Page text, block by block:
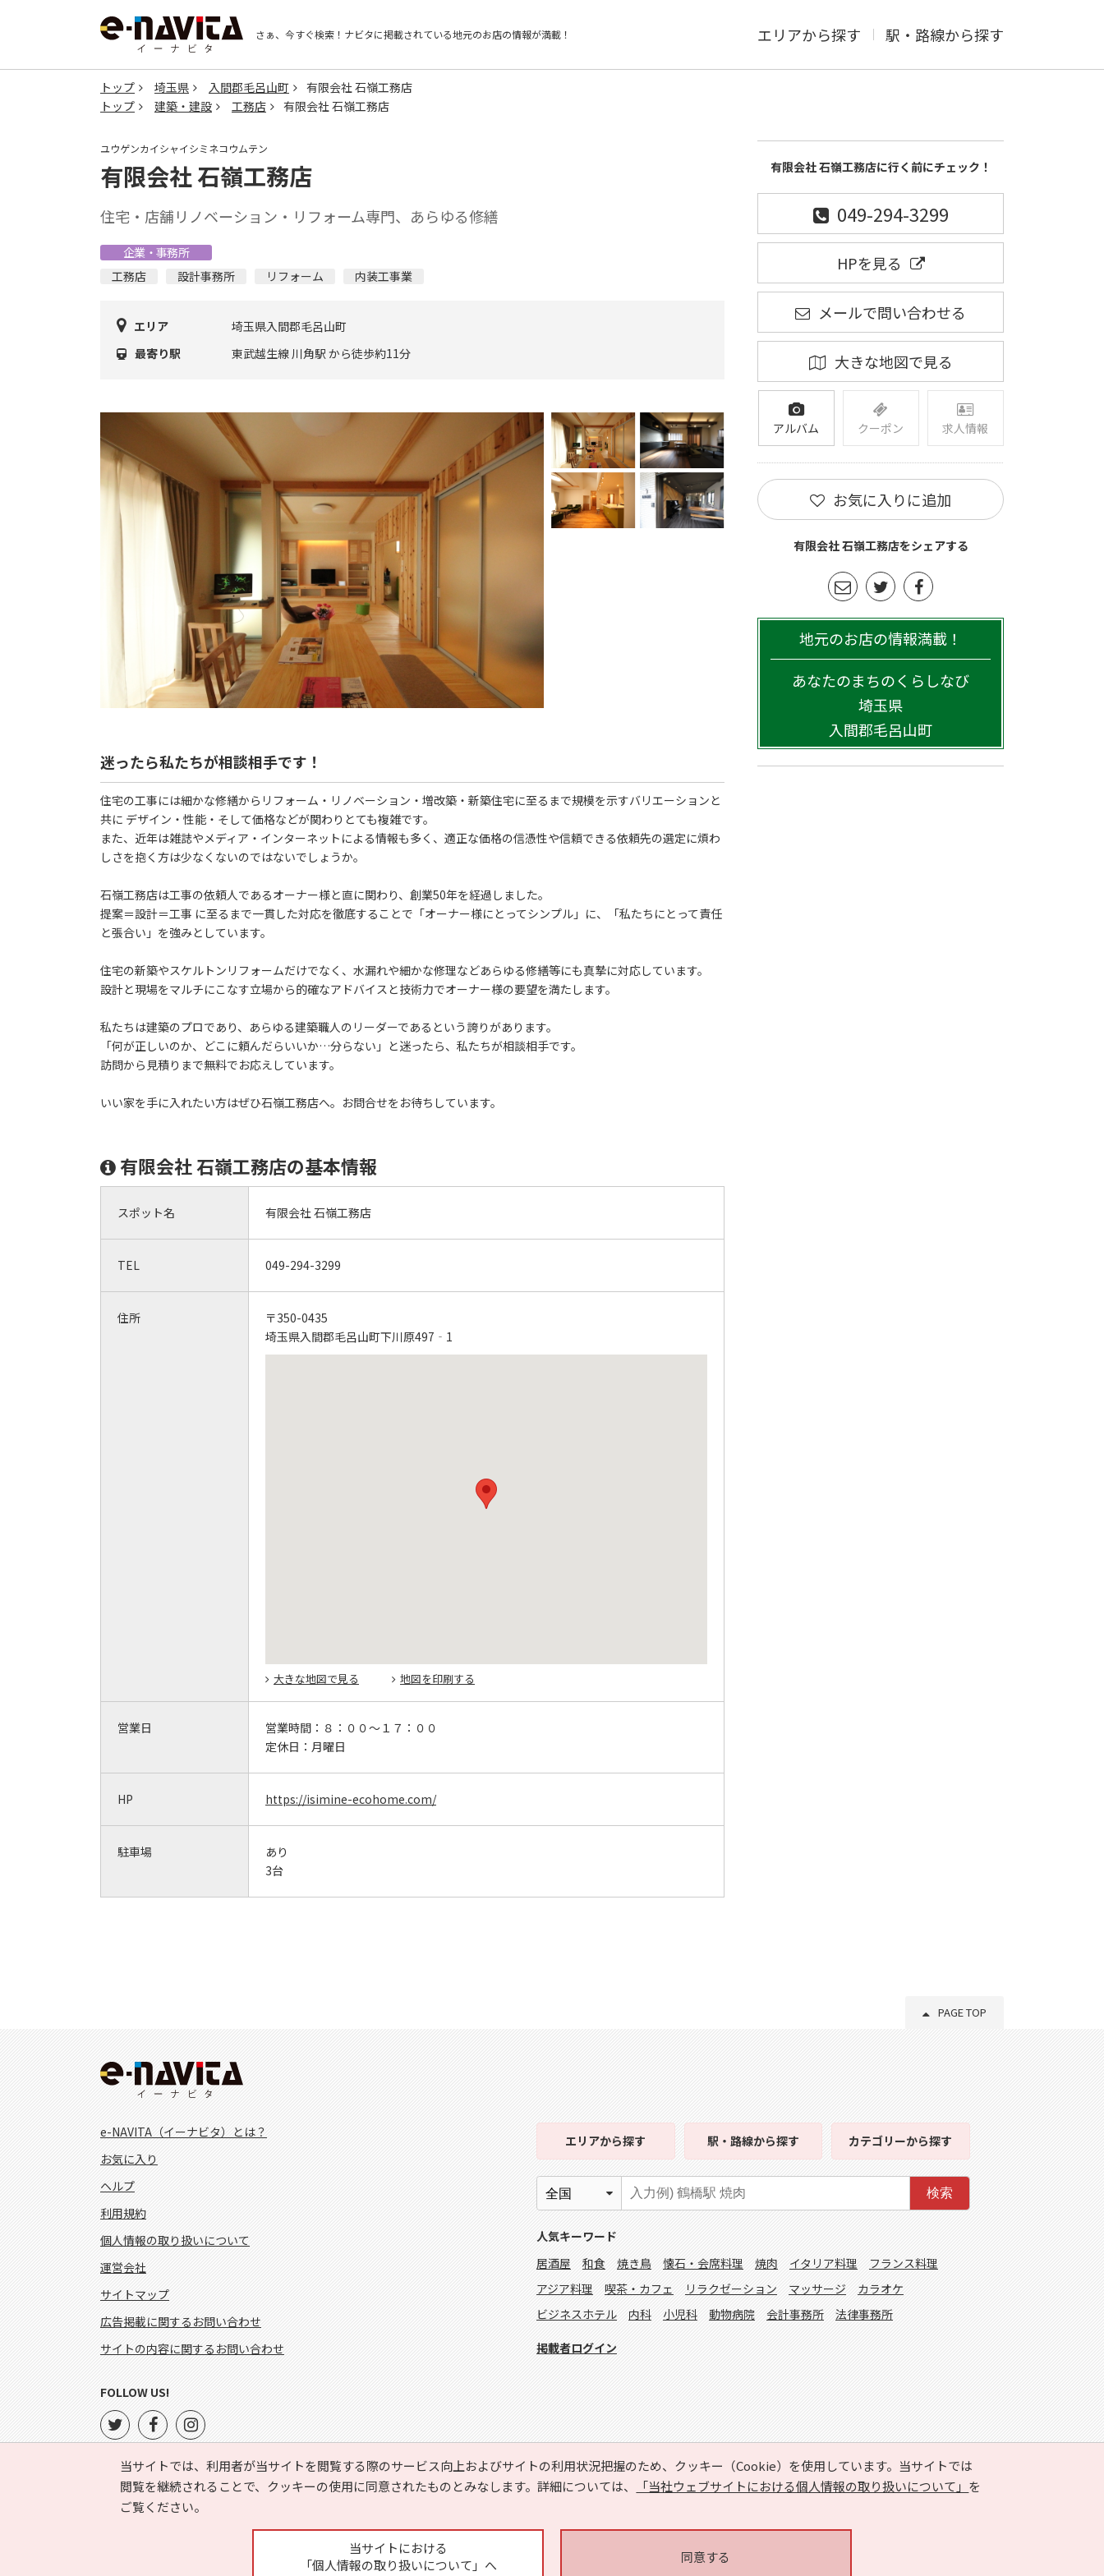
さぁ、今すぐ検索！ ナビタに掲載されている地元のお店の情報が満載！ エリアから探す 駅・路線から探す
トップ 埼玉県 入間郡毛呂山町
有限会社 石嶺工務店
トップ
建築・建設 工務店 有限会社 石嶺工務店
ユウゲンカイシャイシミネコウムテン
有限会社 石嶺工務店
住宅・店舗リノベーション・リフォーム専門、あらゆる修繕
企業・事務所
工務店
設計事務所 リフォーム 内装工事業
エリア
埼玉県入間郡毛呂山町
最寄り駅
東武越生線 川角駅 から徒歩約11分
迷ったら私たちが相談相手です！
住宅の工事には細かな修繕からリフォーム・リノベーション・増改築・新築住宅に至るまで規模を示すバリエーションと
共に デザイン・性能・そして価格などが関わりとても複雑です。
また、近年は雑誌やメディア・インターネットによる情報も多く、適正な価格の信憑性や信頼できる依頼先の選定に煩わ
しさを抱く方は少なくないのではないでしょうか。
石嶺工務店は工事の依頼人であるオーナー様と直に関わり、創業50年を経過しました。
提案＝設計＝工事 に至るまで一貫した対応を徹底することで「オーナー様にとってシンプル」に、「私たちにとって責任
と張合い」を強みとしています。
住宅の新築やスケルトンリフォームだけでなく、水漏れや細かな修理などあらゆる修繕等にも真摯に対応しています。
設計と現場をマルチにこなす立場から的確なアドバイスと技術力でオーナー様の要望を満たします。
私たちは建築のプロであり、あらゆる建築職人のリーダーであるという誇りがあります。
「何が正しいのか、どこに頼んだらいいか…分らない」と迷ったら、私たちが相談相手です。
訪問から見積りまで無料でお応えしています。
いい家を手に入れたい方はぜひ石嶺工務店へ。お問合せをお待ちしています。
有限会社 石嶺工務店の基本情報
スポット名 有限会社 石嶺工務店
TEL 049-294-3299
住所
〒350-0435
埼玉県入間郡毛呂山町下川原497‐1
大きな地図で見る 地図を印刷する
営業日 営業時間： ８：００～１７：００
定休日： 月曜日
HP https://isimine-ecohome.com/
駐車場
あり
3台
有限会社 石嶺工務店に行く前にチェック！
049-294-3299
HPを見る
メールで問い合わせる
大きな地図で見る
アルバム クーポン 求人情報
お気に入りに追加
有限会社 石嶺工務店をシェアする
地元のお店の情報満載！
あなたのまちのくらしなび
埼玉県
入間郡毛呂山町
PAGE TOP
当サイトでは、利用者が当サイトを閲覧する際のサービス向上およびサイトの利用状況把握のため、クッキー（Cookie）を使用しています。当サイトでは
閲覧を継続されることで、クッキーの使用に同意されたものとみなします。詳細については、
「当社ウェブサイトにおける個人情報の取り扱いについて」 を
ご覧ください。
当サイトにおける
「個人情報の取り扱いについて」へ
同意する
e-NAVITA（イーナビタ）とは？
お気に入り
ヘルプ
利用規約
個人情報の取り扱いについて
運営会社
サイトマップ
広告掲載に関するお問い合わせ
サイトの内容に関するお問い合わせ
エリアから探す 駅・路線から探す カテゴリーから探す
検索
人気キーワード
居酒屋
和食 焼き鳥 懐石・会席料理 焼肉 イタリア料理
フランス料理
アジア料理
喫茶・カフェ リラクゼーション マッサージ
カラオケ
ビジネスホテル
内科 小児科 動物病院 会計事務所 法律事務所
掲載者ログイン
FOLLOW US!
Copyright © HYOJITO.Co.,Ltd. All Rights Reserved.